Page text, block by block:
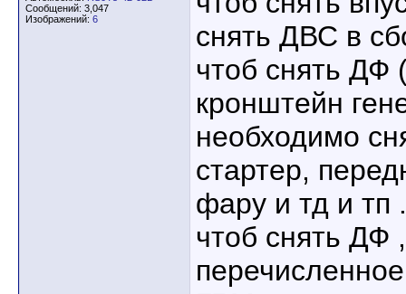
Сообщений: 3,047
Изображений: 6
снять ДВС в
чтоб снять ДФ
кронштейн
необходимо
стартер,
фару и тд и тп
чтоб снять ДФ